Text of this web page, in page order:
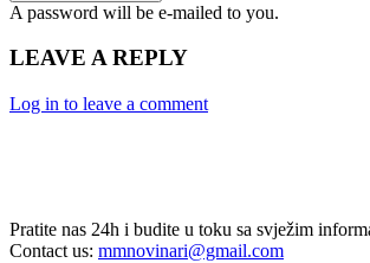
A password will be e-mailed to you.
LEAVE A REPLY
Log in to leave a comment
Pratite nas 24h i budite u toku sa svježim
Contact us: mmnovinari@gmail.com